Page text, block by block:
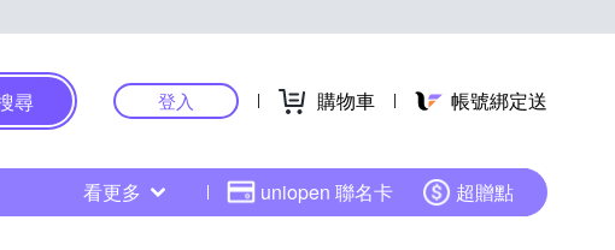
尋 登入 購物車 帳號綁定送
看更多 uniopen 聯名卡 超贈點